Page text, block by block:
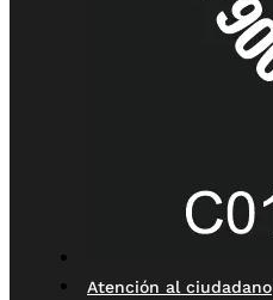
Atención al ciudadano